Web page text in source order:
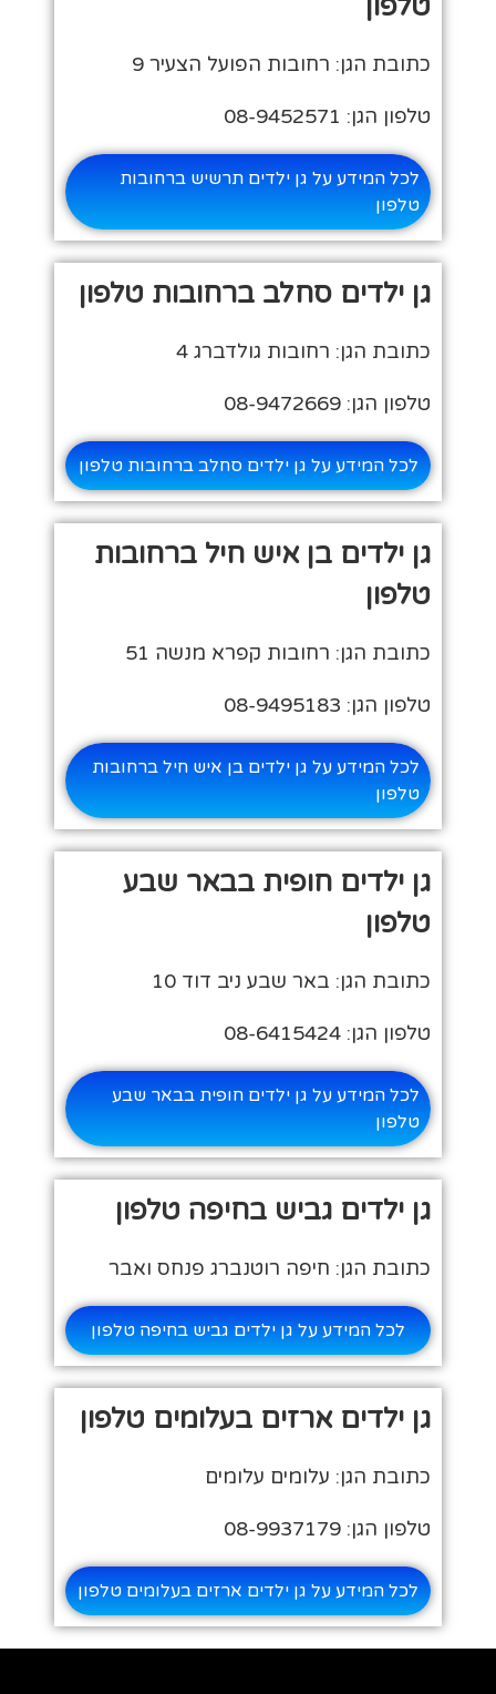
כתובת הגן: רחובות הפועל הצעיר 9
טלפון הגן: 08-9452571
לכל המידע על גן ילדים תרשיש ברחובות
טלפון
גן ילדים סחלב ברחובות טלפון
כתובת הגן: רחובות גולדברג 4
טלפון הגן: 08-9472669
לכל המידע על גן ילדים סחלב ברחובות טלפון
גן ילדים בן איש חיל ברחובות
טלפון
כתובת הגן: רחובות קפרא מנשה 51
טלפון הגן: 08-9495183
לכל המידע על גן ילדים בן איש חיל ברחובות
טלפון
גן ילדים חופית בבאר שבע
טלפון
כתובת הגן: באר שבע ניב דוד 10
טלפון הגן: 08-6415424
לכל המידע על גן ילדים חופית בבאר שבע
טלפון
גן ילדים גביש בחיפה טלפון
כתובת הגן: חיפה רוטנברג פנחס ואבר
לכל המידע על גן ילדים גביש בחיפה טלפון
גן ילדים ארזים בעלומים טלפון
כתובת הגן: עלומים עלומים
טלפון הגן: 08-9937179
לכל המידע על גן ילדים ארזים בעלומים טלפון